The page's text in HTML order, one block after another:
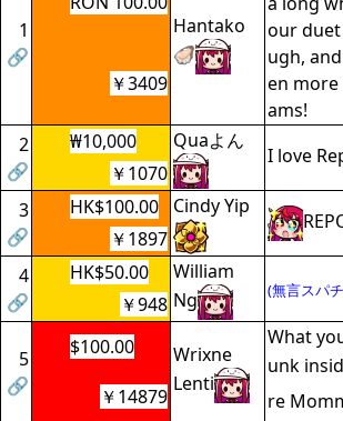
1
🔗
Hantako
🦪
our
ugh,
en
ams!
￥3409
2
🔗
₩10,000 Quaよん
I love
￥1070
3
🔗
HK$100.00 Cindy Yip
￥1897
4
🔗
HK$50.00
William
Ng
(無言スパ
￥948
5
🔗
$100.00
Wrixne
Lenti
What
unk
re
￥14879